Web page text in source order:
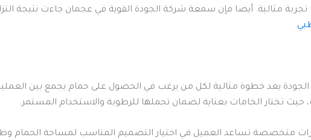
مثالية. أيضا فإن سمعة شركة الجودة القوية في عجمان جاءت نتيجة
يعد خطوة مثالية لكل من يرغب في الحصول على حمام يجمع بين
تختار الخامات بعناية لضمان تحملها للرطوبة والاستخدام المستمر.
متخصصة تساعد العميل في اختيار التصميم المناسب لمساحة الحمام